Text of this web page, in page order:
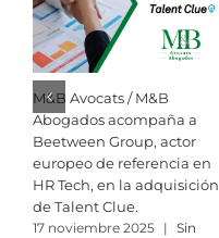
M&B Avocats / M&B
Abogados acompaña a
Beetween Group, actor
europeo de referencia en
HR Tech, en la adquisición
de Talent Clue.
17 noviembre 2025 | Sin